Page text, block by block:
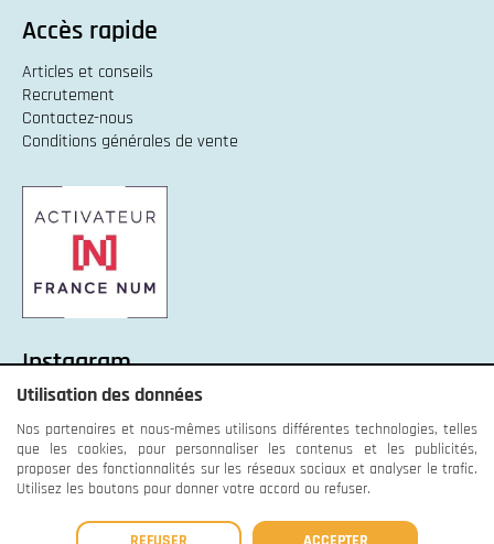
Accès rapide
Articles et conseils
Recrutement
Contactez-nous
Conditions générales de vente
Instagram
© OrnaWeb - 2013 - 2026 - Mentions légales- Données
Utilisation des données
Nos partenaires et nous-mêmes utilisons différentes technologies, telles
que les cookies, pour personnaliser les contenus et les publicités,
proposer des fonctionnalités sur les réseaux sociaux et analyser le trafic.
Utilisez les boutons pour donner votre accord ou refuser.